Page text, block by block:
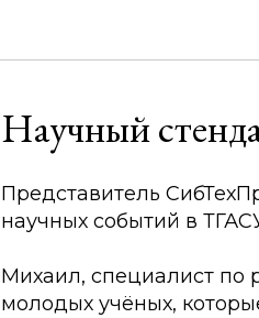
Научный
Представитель
научных событий в
Михаил, специалист по
молодых учёных,